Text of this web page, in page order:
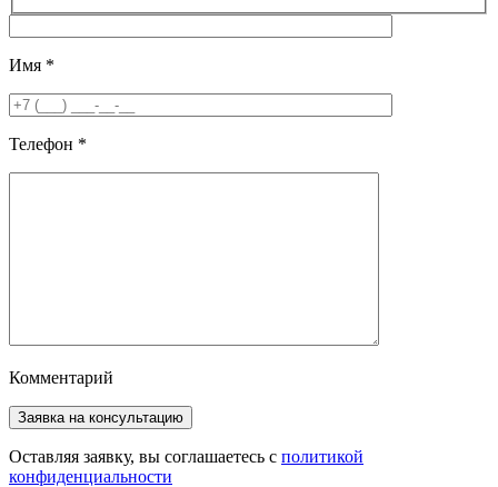
Имя *
Телефон *
Комментарий
Оставляя заявку, вы соглашаетесь с политикой
конфиденциальности